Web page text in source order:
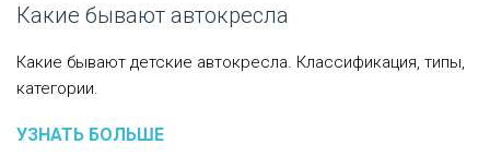
Какие бывают автокресла
Какие бывают детские автокресла. Классификация, типы,
категории.
УЗНАТЬ БОЛЬШЕ